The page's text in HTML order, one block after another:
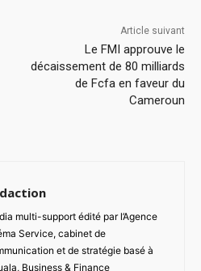
Article suivant
Le FMI approuve le
décaissement de 80 milliards
de Fcfa en faveur du
Cameroun
multi-support édité par l’Agence
Service, cabinet de
et de stratégie basé à
Business & Finance